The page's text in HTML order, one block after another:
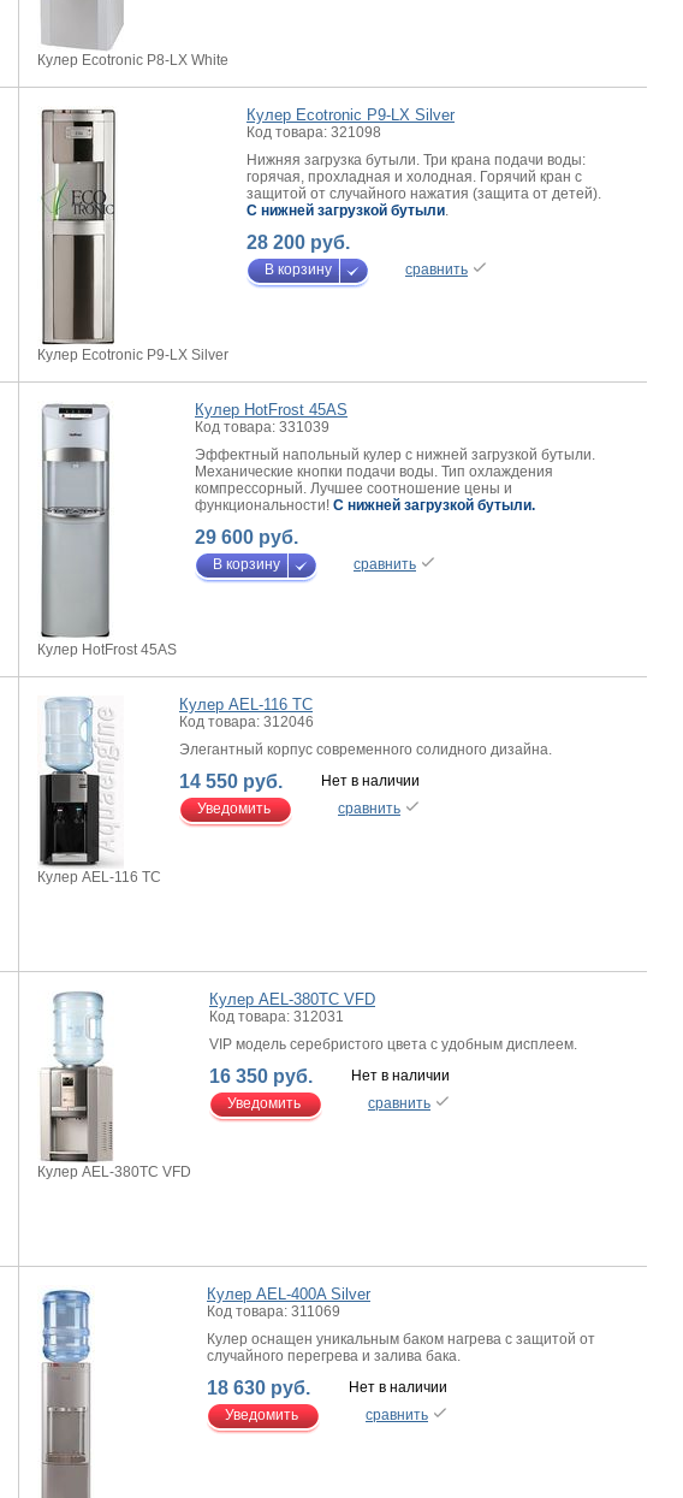
Кулер Ecotronic P8-LX White
Кулер Ecotronic P9-LX Silver
Кулер Ecotronic P9-LX Silver
Код товара: 321098
Нижняя загрузка бутыли. Три крана подачи воды:
горячая, прохладная и холодная. Горячий кран с
защитой от случайного нажатия (защита от детей).
C нижней загрузкой бутыли
28 200 руб.
сравнить
В корзину
Кулер HotFrost 45AS
Кулер HotFrost 45AS
Код товара: 331039
Эффектный напольный кулер с нижней загрузкой бутыли.
Механические кнопки подачи воды. Тип охлаждения
компрессорный. Лучшее соотношение цены и
функциональности! C нижней загрузкой бутыли.
29 600 руб.
сравнить
В корзину
Кулер AEL-116 TC
Кулер AEL-116 TC
Код товара: 312046
Элегантный корпус современного солидного дизайна.
Нет в наличии
14 550 руб.
сравнить
Уведомить
Кулер AEL-380TC VFD
Кулер AEL-380TC VFD
Код товара: 312031
VIP модель серебристого цвета с удобным дисплеем.
Нет в наличии
16 350 руб.
сравнить
Уведомить
Кулер AEL-400A Silver
Код товара: 311069
Кулер оснащен уникальным баком нагрева с защитой от
случайного перегрева и залива бака.
Нет в наличии
18 630 руб.
сравнить
Уведомить